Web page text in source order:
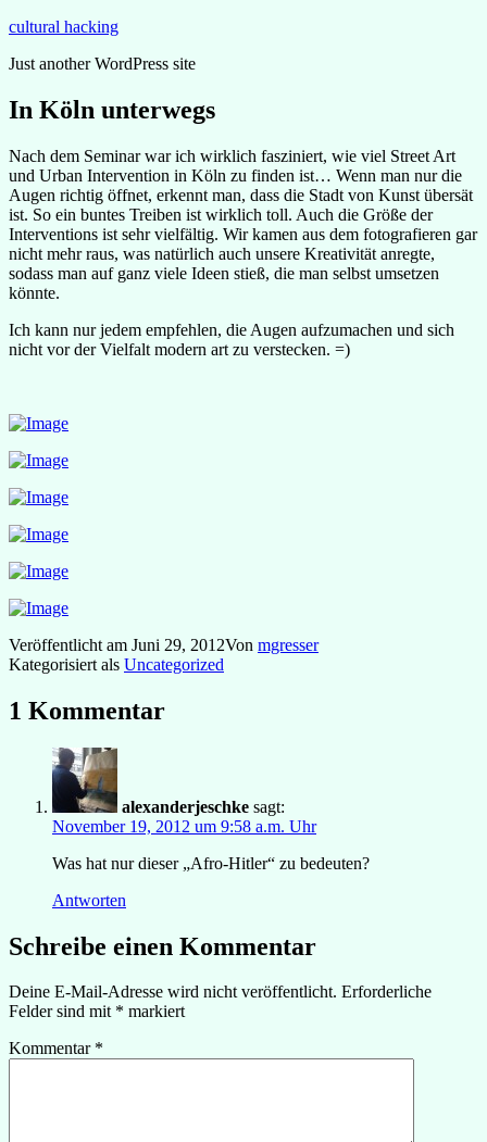
Zum
springen
cultural hacking
Just another WordPress site
In Köln unterwegs
Nach dem Seminar war ich wirklich fasziniert, wie viel Street Art
und Urban Intervention in Köln zu finden ist… Wenn man nur die
Augen richtig öffnet, erkennt man, dass die Stadt von Kunst übersät
ist. So ein buntes Treiben ist wirklich toll. Auch die Größe der
Interventions ist sehr vielfältig. Wir kamen aus dem fotografieren gar
nicht mehr raus, was natürlich auch unsere Kreativität anregte,
sodass man auf ganz viele Ideen stieß, die man selbst umsetzen
könnte.
Ich kann nur jedem empfehlen, die Augen aufzumachen und sich
nicht vor der Vielfalt modern art zu verstecken. =)
Veröffentlicht am Juni 29, 2012Von mgresser
Kategorisiert als Uncategorized
1 Kommentar
alexanderjeschke sagt:
November 19, 2012 um 9:58 a.m. Uhr
Was hat nur dieser „Afro-Hitler“ zu bedeuten?
Antworten
Schreibe einen Kommentar
Deine E-Mail-Adresse wird nicht veröffentlicht. Erforderliche
Felder sind mit * markiert
Kommentar *